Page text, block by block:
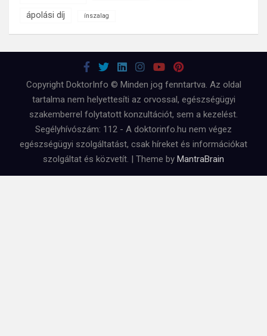
ápolási díj ínszalag
Copyright DoktorInfo © Minden jog fenntartva. Az oldal
tartalma nem helyettesíti az orvossal, egészségügyi
szakemberrel folytatott konzultációt, sem a kezelést.
Segélyhívószám: 112 - A doktorinfo.hu nem végez
egészségügyi szolgáltatást, csak híreket és információkat
szolgáltat és közvetít. | Theme by MantraBrain